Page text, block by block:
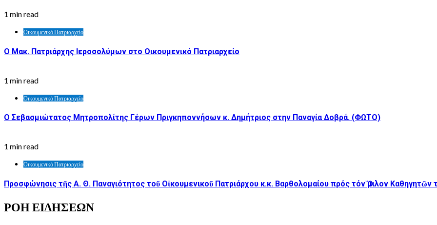
1 min read
Οικουμενικό Πατριαρχείο
Ο Μακ. Πατριάρχης Ιεροσολύμων στο Οικουμενικό Πατριαρχείο
1 min read
Οικουμενικό Πατριαρχείο
Ο Σεβασμιώτατος Μητροπολίτης Γέρων Πριγκηποννήσων κ. Δημήτριος στην Παναγία Δοβρά. (ΦΩΤΟ)
1 min read
Οικουμενικό Πατριαρχείο
Προσφώνησις τῆς Α. Θ. Παναγιότητος τοῦ Οἰκουμενικοῦ Πατριάρχου κ.κ. Βαρθολομαίου πρός τόν Ὅμιλον
ΡΟΗ ΕΙΔΗΣΕΩΝ